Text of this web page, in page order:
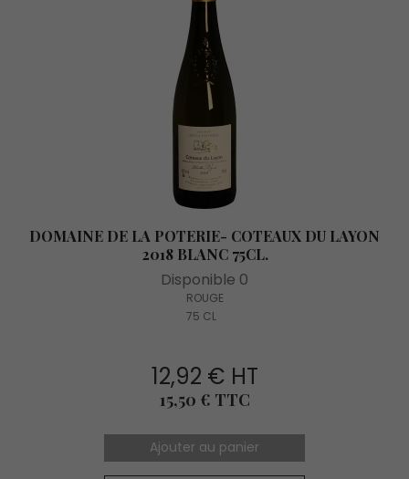
DOMAINE DE LA POTERIE- COTEAUX DU LAYON
2018 BLANC 75CL.
Disponible 0
ROUGE
75 CL
12,92 € HT
Prix
15,50 € TTC
Ajouter au panier